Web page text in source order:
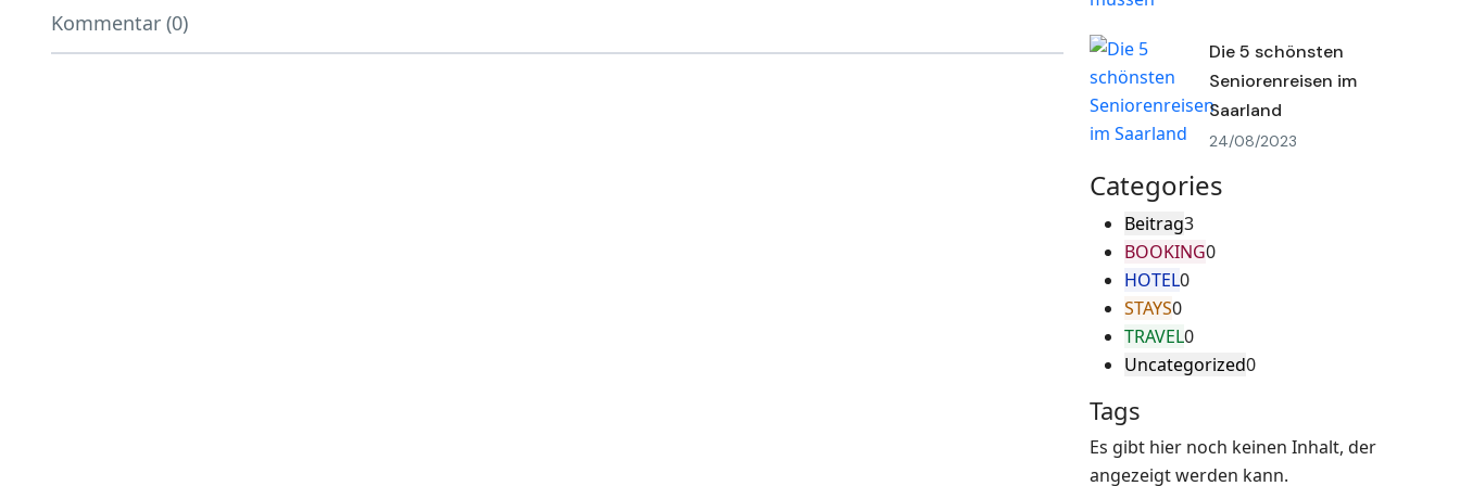
Kommentar (0)
Die 5 schönsten
Seniorenreisen im
Saarland
24/08/2023
Categories
Beitrag3
BOOKING0
HOTEL0
STAYS0
TRAVEL0
Uncategorized0
Tags
Es gibt hier noch keinen Inhalt, der
angezeigt werden kann.